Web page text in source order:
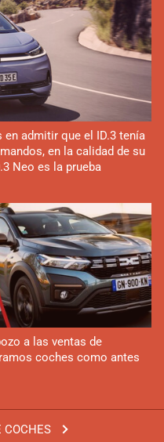
COCHES
admitir que el ID.3 tenía
en la calidad de su
Neo es la prueba
a las ventas de
coches como antes